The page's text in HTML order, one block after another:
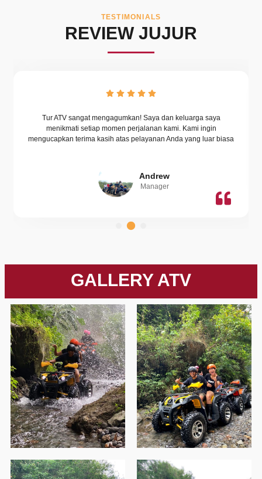
TESTIMONIALS
REVIEW JUJUR
sangat mengagumkan! Saya dan keluarga saya
setiap momen perjalanan kami. Kami ingin
terima kasih atas pelayanan Anda yang luar biasa
Andrew
Manager
Ini adalah
GALLERY ATV